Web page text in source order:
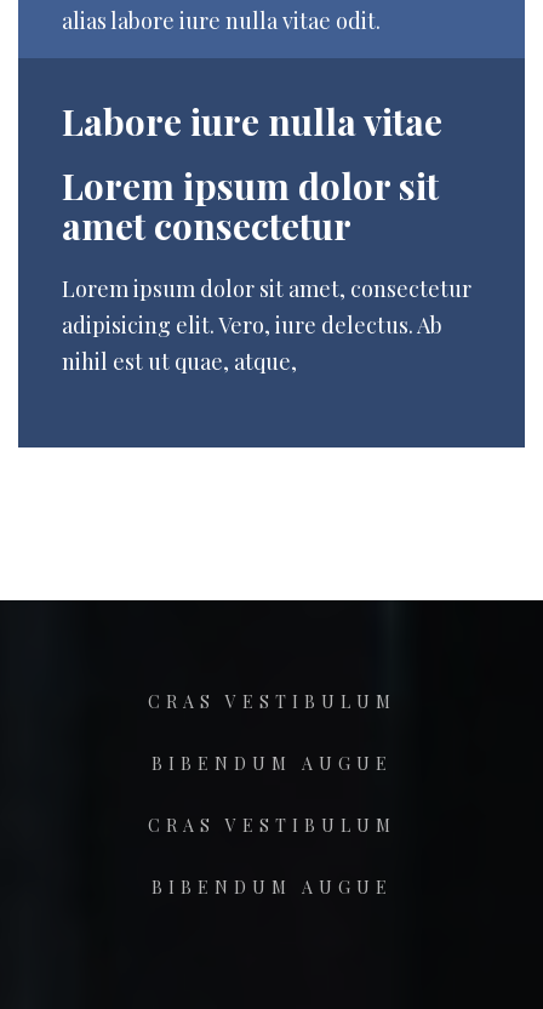
alias labore iure nulla vitae odit.
Labore iure nulla vitae
Lorem ipsum dolor sit
amet consectetur
Lorem ipsum dolor sit amet, consectetur
adipisicing elit. Vero, iure delectus. Ab
nihil est ut quae, atque,
CRAS VESTIBULUM
BIBENDUM AUGUE
CRAS VESTIBULUM
BIBENDUM AUGUE